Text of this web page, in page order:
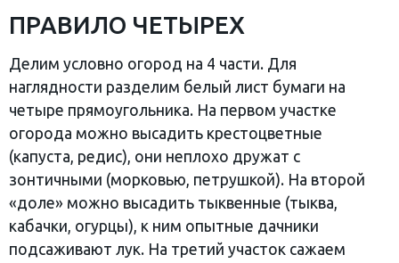
ПРАВИЛО ЧЕТЫРЕХ
Делим условно огород на 4 части. Для
наглядности разделим белый лист бумаги на
четыре прямоугольника. На первом участке
огорода можно высадить крестоцветные
(капуста, редис), они неплохо дружат с
зонтичными (морковью, петрушкой). На второй
«доле» можно высадить тыквенные (тыква,
кабачки, огурцы), к ним опытные дачники
подсаживают лук. На третий участок сажаем